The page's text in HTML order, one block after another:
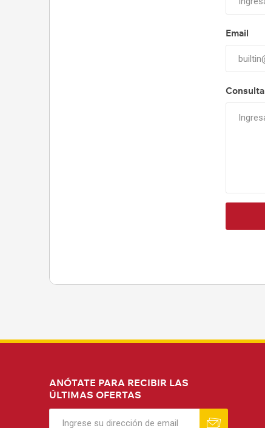
Email
Consulta
ANÓTATE PARA RECIBIR LAS
ÚLTIMAS OFERTAS